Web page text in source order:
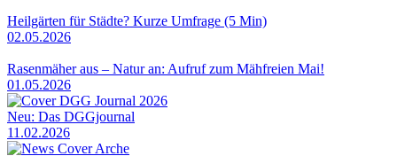
Heilgärten für Städte? Kurze Umfrage (5 Min)
02.05.2026
Rasenmäher aus – Natur an: Aufruf zum Mähfreien Mai!
01.05.2026
Neu: Das DGGjournal
11.02.2026